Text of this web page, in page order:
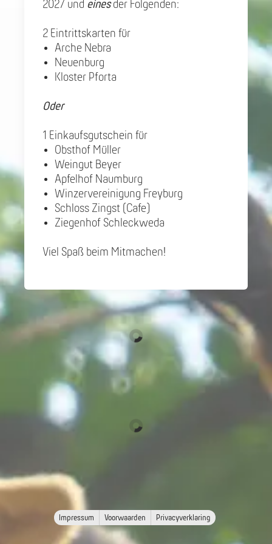
2027 und einesder Folgenden:
2 Eintrittskarten für
Arche Nebra
Neuenburg
Kloster Pforta
Oder
1 Einkaufsgutschein für
Obsthof Müller
Weingut Beyer
Apfelhof Naumburg
Winzervereinigung Freyburg
Schloss Zingst (Cafe)
Ziegenhof Schleckweda
Viel Spaß beim Mitmachen!
Impressum Voorwaarden Privacyverklaring